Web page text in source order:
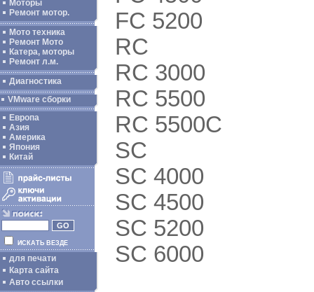
Моторы
Ремонт мотор.
Мото техника
Ремонт Мото
Катера, моторы
Ремонт л.м.
Диагностика
VMware сборки
Европа
Азия
Америка
Япония
Китай
ИСКАТЬ ВЕЗДЕ
для печати
Карта сайта
Авто ссылки
FC 5200
RC
RC 3000
RC 5500
RC 5500C
SC
SC 4000
SC 4500
SC 5200
SC 6000